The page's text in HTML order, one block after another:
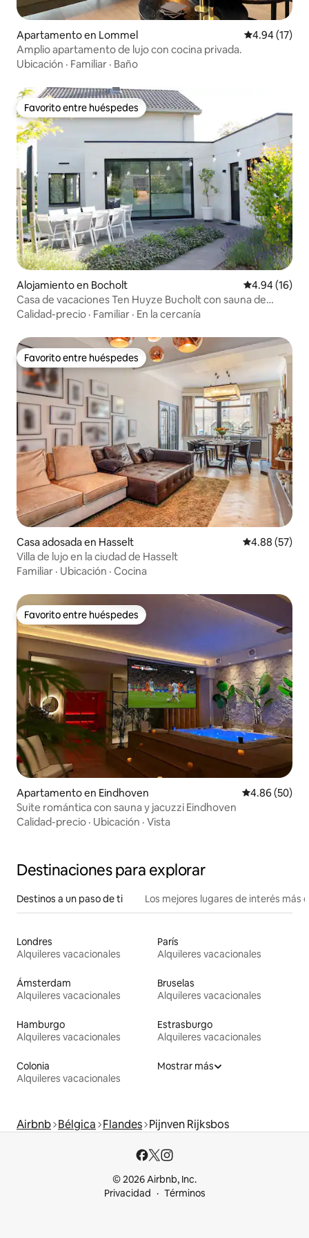
Apartamento en Lommel Calificación
4.94 (17)
Amplio apartamento de lujo con cocina privada.
Ubicación · Familiar · Baño
Favorito entre huéspedes
Favorito entre huéspedes
Alojamiento en Bocholt Calificación
4.94 (16)
Casa de vacaciones Ten Huyze Bucholt con sauna de
jardín
Calidad-precio · Familiar · En la cercanía
Favorito entre huéspedes
Favorito entre huéspedes
Casa adosada en Hasselt Calificación
4.88 (57)
Villa de lujo en la ciudad de Hasselt
Familiar · Ubicación · Cocina
Favorito entre huéspedes
Favorito entre huéspedes
Apartamento en Eindhoven Calificación
4.86 (50)
Suite romántica con sauna y jacuzzi Eindhoven
Calidad-precio · Ubicación · Vista
Destinaciones para explorar
Destinos a un paso de ti Los mejores lugares de interés más
Londres
Alquileres vacacionales
París
Alquileres vacacionales
Ámsterdam
Alquileres vacacionales
Bruselas
Alquileres vacacionales
Hamburgo
Alquileres vacacionales
Estrasburgo
Alquileres vacacionales
Colonia
Alquileres vacacionales
Mostrar más
Airbnb Bélgica Flandes Pijnven Rijksbos
© 2026 Airbnb, Inc.
Privacidad
Términos